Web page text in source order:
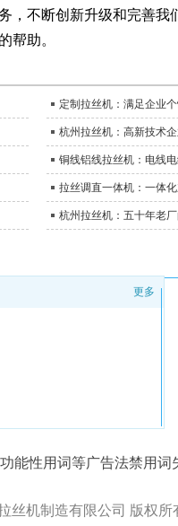
不断创新升级和完善
帮助。
定制拉丝机：满足企业
杭州拉丝机：高新技术
铜线铝线拉丝机：电线
拉丝调直一体机：一体
杭州拉丝机：五十年老
更多
能性用词等广告法禁用词
丝机制造有限公司 版权所